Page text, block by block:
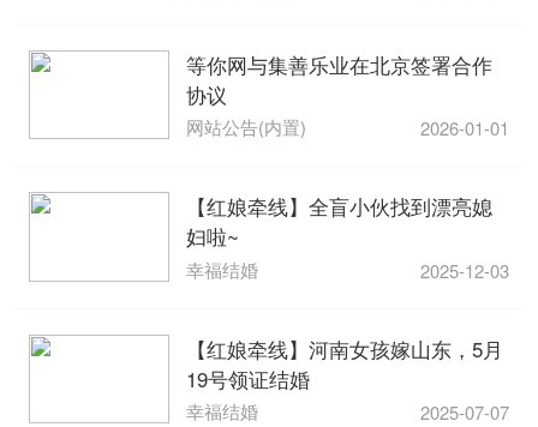
等你网与集善乐业在北京签署合作
协议
网站公告(内置) 2026-01-01
【红娘牵线】全盲小伙找到漂亮媳
妇啦~
幸福结婚 2025-12-03
【红娘牵线】河南女孩嫁山东，5月
19号领证结婚
幸福结婚 2025-07-07